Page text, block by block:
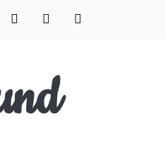
twitter xing youtube